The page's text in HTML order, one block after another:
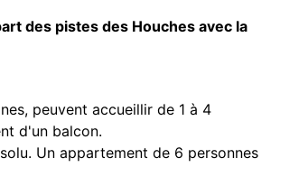
des pistes des Houches avec la
peuvent accueillir de 1 à 4
d'un balcon.
Un appartement de 6 personnes